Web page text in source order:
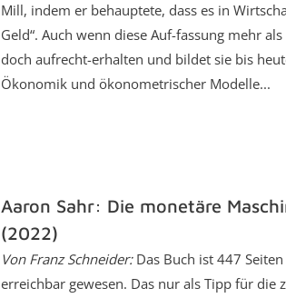
Mill, indem er behauptete, dass es in
Geld“. Auch wenn diese Auf-fassung mehr
doch aufrecht-erhalten und bildet sie bis
Ökonomik und ökonometrischer Modelle...
Aaron Sahr: Die monetäre
(2022)
Von Franz Schneider: Das Buch ist 447
erreichbar gewesen. Das nur als Tipp für